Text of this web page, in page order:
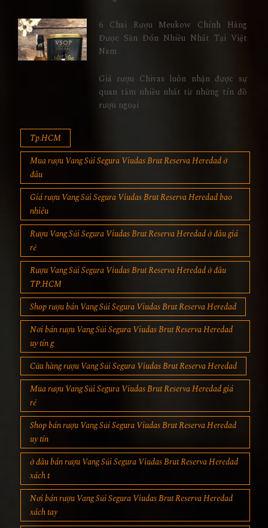
6 Chai Rượu Meukow Chính Hãng
Được Săn Đón Nhiều Nhất Tại Việt
Nam
Giá rượu Chivas luôn nhận được sự
quan tâm nhiều nhất từ những tín đồ
rượu ngoại
Tp.HCM
Mua rượu Vang Sủi Segura Viudas Brut Reserva Heredad ở
đâu
Giá rượu Vang Sủi Segura Viudas Brut Reserva Heredad bao
nhiêu
Rượu Vang Sủi Segura Viudas Brut Reserva Heredad ở đâu giá
rẻ
Rượu Vang Sủi Segura Viudas Brut Reserva Heredad ở đâu
TP.HCM
Shop rượu bán Vang Sủi Segura Viudas Brut Reserva Heredad
Nơi bán rượu Vang Sủi Segura Viudas Brut Reserva Heredad
uy tín g
Cửa hàng rượu Vang Sủi Segura Viudas Brut Reserva Heredad
Mua rượu Vang Sủi Segura Viudas Brut Reserva Heredad giá
rẻ
Shop bán rượu Vang Sủi Segura Viudas Brut Reserva Heredad
uy tín
ở đâu bán rượu Vang Sủi Segura Viudas Brut Reserva Heredad
xách t
Nơi bán rượu Vang Sủi Segura Viudas Brut Reserva Heredad
xách tay